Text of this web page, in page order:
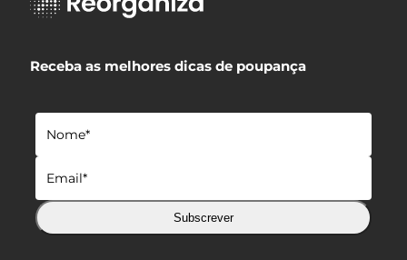
Receba as melhores dicas de poupança
Subscrever